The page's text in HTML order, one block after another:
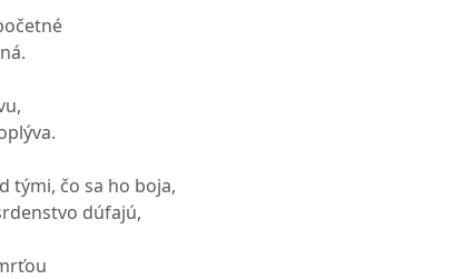
tými, čo sa ho boja,
dúfajú,